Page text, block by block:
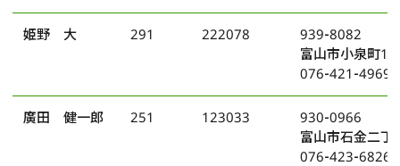
姫野 大 291 222078
939-8082
富山市小泉町
076-421-4969
廣田 健一郎 251 123033
930-0966
富山市石金二丁
076-423-6826